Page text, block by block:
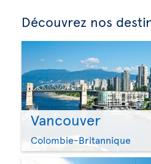
Découvrez nos
Vancouver
Colombie-Britannique